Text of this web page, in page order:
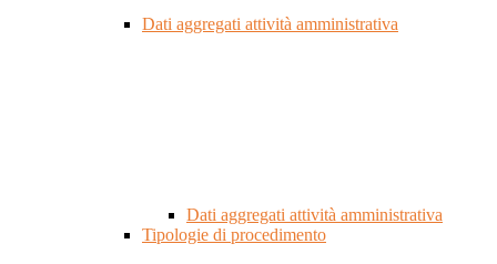
Dati aggregati attività amministrativa
Dati aggregati attività amministrativa
Tipologie di procedimento